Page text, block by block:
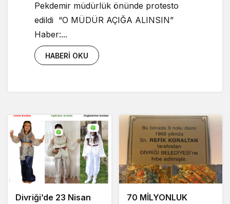
Pekdemir müdürlük önünde protesto
edildi “O MÜDÜR AÇIĞA ALINSIN”
Haber:...
HABERI OKU
Divriği’de 23 Nisan
70 MİLYONLUK